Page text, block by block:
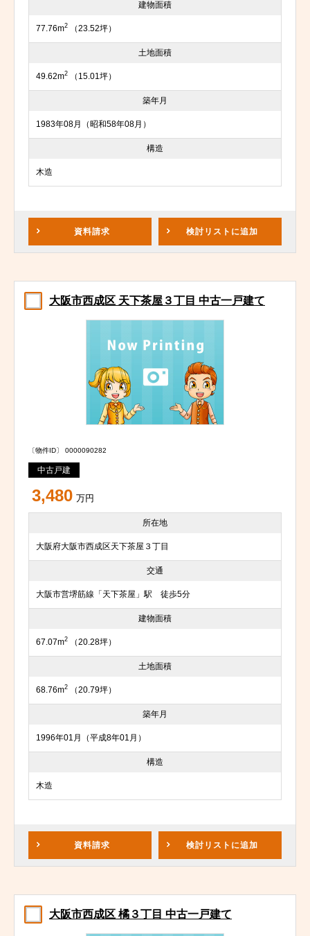
建物面積
77.76m2 （23.52坪）
土地面積
49.62m2 （15.01坪）
築年月
1983年08月（昭和58年08月）
構造
木造
資料請求 検討リスト に追加
大阪市西成区 天下茶屋３丁目 中古一戸建て
〔物件ID〕 0000090282
中古戸建
3,480 万円
所在地
大阪府大阪市西成区天下茶屋３丁目
交通
大阪市営堺筋線「天下茶屋」駅 徒歩5分
建物面積
67.07m2 （20.28坪）
土地面積
68.76m2 （20.79坪）
築年月
1996年01月（平成8年01月）
構造
木造
資料請求 検討リスト に追加
大阪市西成区 橘３丁目 中古一戸建て